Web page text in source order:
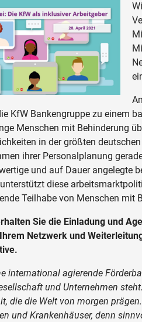
KfW Bankengruppe zu einem
Menschen mit Behinderung
in der größten
ihrer Personalplanung
und auf Dauer angelegte
unterstützt diese
Teilhabe von Menschen mit
Sie die Einladung und
Netzwerk und
international agierende
und Unternehmen
die die Welt von morgen
und Krankenhäuser, denn